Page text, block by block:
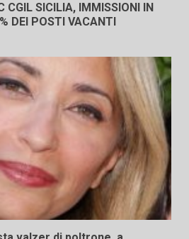
CGIL SICILIA, IMMISSIONI IN
DEI POSTI VACANTI